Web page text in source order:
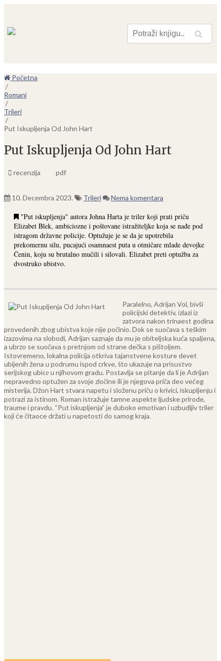
Pretraga
Početna
/
Romani
/
Trileri
/
Put Iskupljenja Od John Hart
Put Iskupljenja Od John Hart
recenzija pdf
10. Decembra 2023. Trileri Nema komentara
"Put iskupljenja" autora Johna Harta je triler koji prati priču
Elizabet Blek, ambiciozne i poštovane istražiteljke koja se nađe pod
istragom državne policije. Optužuje je se da je upotrebila
prekomernu silu, pucajući osamnaest puta u otmičare mlade devojke
Čenin, koju su brutalno mučili i silovali. Elizabet preti optužba za
dvostruko ubistvo.
Paralelno, Adrijan Vol, bivši
policijski detektiv, izlazi iz
zatvora nakon trinaest godina
provedenih zbog ubistva koje nije počinio. Dok se suočava s teškim
izazovima na slobodi, Adrijan saznaje da mu je obiteljska kuća spaljena,
a ubrzo se suočava s pretnjom od strane dečka s pištoljem.
Istovremeno, lokalna policija otkriva tajanstvene kosture devet
ubijenih žena u podrumu ispod crkve, što ukazuje na prisustvo
serijskog ubicе u njihovom gradu. Postavlja se pitanje da li je Adrijan
nepravedno optužen za svoje zločine ili je njegova priča deo većeg
misterija. Džon Hart stvara napetu i složenu priču o krivici, iskupljenju i
potrazi za istinom. Roman istražuje tamne aspekte ljudske prirode,
traume i pravdu. “Put iskupljenja” je duboko emotivan i uzbudljiv triler
koji će čitaoce držati u napetosti do samog kraja.